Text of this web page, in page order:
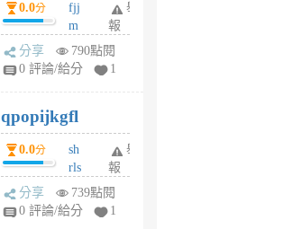
月
前
0.0分
fjj
m
w
rs
6
個
月
前
舉
報
分享
790點閱
0 評論/給分
1
qpopijkgfl
0.0分
sh
rls
k
m
舉
報
分享
739點閱
0 評論/給分
1